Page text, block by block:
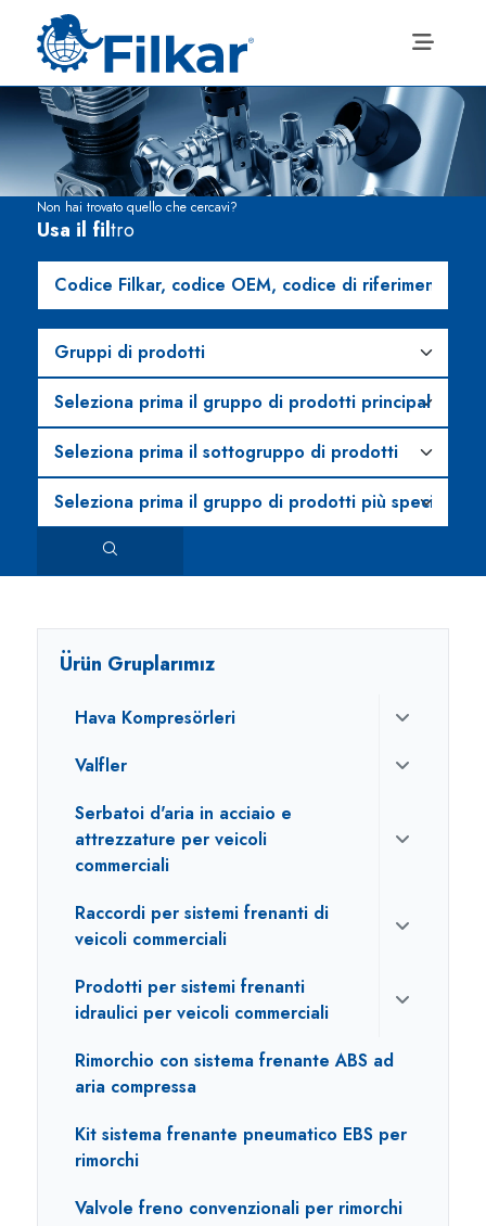
Non hai trovato quello che cercavi?
Usa il filtro
Ürün Gruplarımız
Hava Kompresörleri
Valfler
Serbatoi d'aria in acciaio e
attrezzature per veicoli
commerciali
Raccordi per sistemi frenanti di
veicoli commerciali
Prodotti per sistemi frenanti
idraulici per veicoli commerciali
Rimorchio con sistema frenante ABS ad
aria compressa
Kit sistema frenante pneumatico EBS per
rimorchi
Valvole freno convenzionali per rimorchi